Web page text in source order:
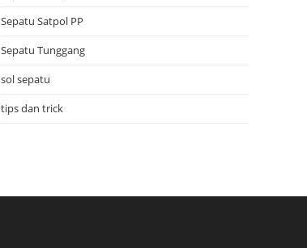
Sepatu Satpol PP
Sepatu Tunggang
sol sepatu
tips dan trick